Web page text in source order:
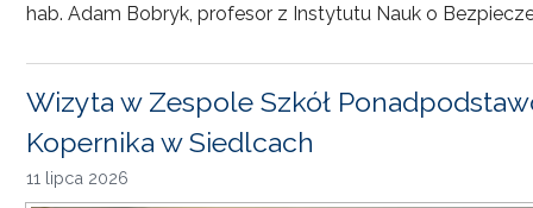
hab. Adam Bobryk, profesor z Instytutu Nauk o
Wizyta w Zespole Szkół
Kopernika w Siedlcach
11 lipca 2026